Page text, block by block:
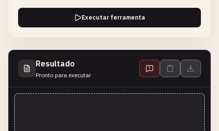
Executar ferramenta
Resultado
Pronto para executar